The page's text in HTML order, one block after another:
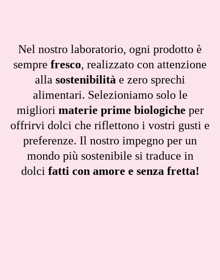
Nel nostro laboratorio, ogni prodotto è
sempre fresco, realizzato con attenzione
alla sostenibilità e zero sprechi
alimentari. Selezioniamo solo le
migliori materie prime biologiche per
offrirvi dolci che riflettono i vostri gusti e
preferenze. Il nostro impegno per un
mondo più sostenibile si traduce in
dolci fatti con amore e senza fretta!